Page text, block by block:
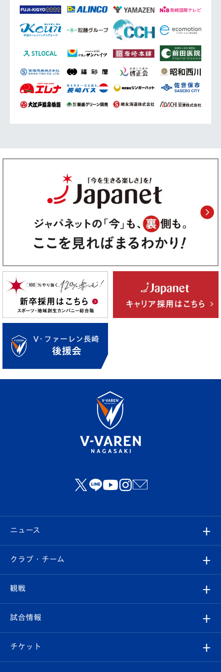
ニュース
すべて
クラブ
試合情報
クラブ・チーム
クラブ概要
エンブレム紹介
観戦
観戦ルール
はじめての観戦ガイド
試合情報
試合日程/結果
チケット